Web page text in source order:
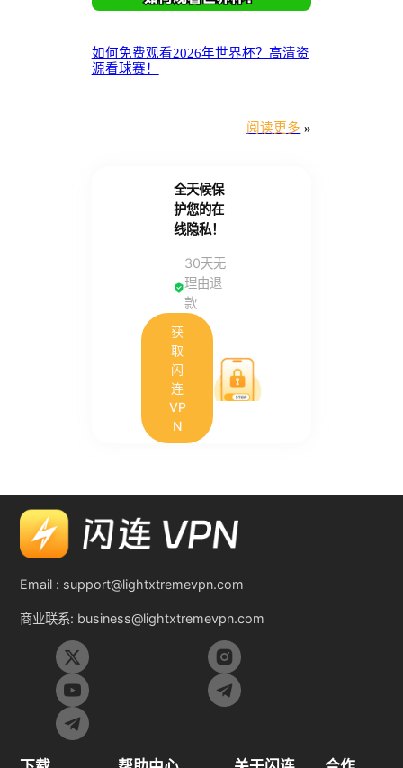
如何免费观看2026年世界杯？高清资
源看球赛！
阅读更多 »
全天候保
护您的在
线隐私！
30天无
理由退
款
获
取
闪
连
VP
N
Email : support@lightxtremevpn.com
商业联系: business@lightxtremevpn.com